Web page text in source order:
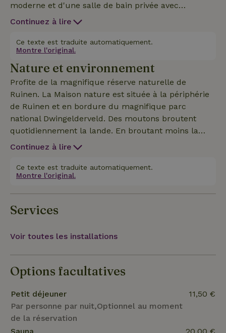
moderne et d'une salle de bain privée avec
baignoire jacuzzi, douche et toilettes. Les chambres
gratuite. Il est également possible de faire usage du
minibar. Il est possible d'ajouter un lit bébé. Le petit
déjeuner est facultatif et est servi avec du pain du
boulanger et des œufs frais de plein air de nos
propres poules. Tu peux déguster ce délicieux petit
déjeuner dans ta chambre ou à l'extérieur, sur la
terrasse qui donne sur la campagne de Drenthe. Il
est possible de réserver le sauna pour 29,95 € pour
belles pistes cyclables à proximité de la Maison
nature !
Continuez à lire
Ce texte est traduite automatiquement.
Montre l'original.
Nature et environnement
Profite de la magnifique réserve naturelle de
Ruinen. La Maison nature est située à la périphérie
de Ruinen et en bordure du magnifique parc
national Dwingelderveld. Des moutons broutent
quotidiennement la lande. En broutant moins la
bruyère, celle-ci reste forte et en bonne santé.
national Dwingelderveld, une zone de forêt humide
et de lande de près de 4 000 hectares. À l'orée du
Dwingelderveld, non loin du centre d'accueil des
visiteurs, se trouve l'enclos du troupeau de
moutons Ruinen. Les visiteurs sont les bienvenus
des moutons dans l'enclos.
Continuez à lire
Ce texte est traduite automatiquement.
Montre l'original.
Services
Voir toutes les installations
Options facultatives
Petit déjeuner
Par personne par nuit,Optionnel au moment
de la réservation
11,50 €